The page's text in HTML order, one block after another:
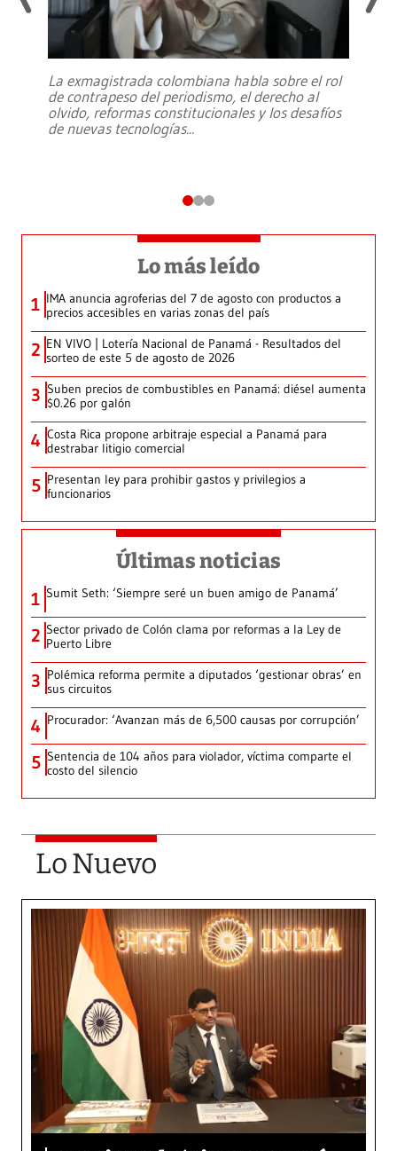
La exmagistrada colombiana habla sobre el rol
de contrapeso del periodismo, el derecho al
olvido, reformas constitucionales y los desafíos
de nuevas tecnologías...
Lo más leído
1 IMA anuncia agroferias del 7 de agosto con productos a
precios accesibles en varias zonas del país
2 EN VIVO | Lotería Nacional de Panamá - Resultados del
sorteo de este 5 de agosto de 2026
3 Suben precios de combustibles en Panamá: diésel aumenta
$0.26 por galón
4 Costa Rica propone arbitraje especial a Panamá para
destrabar litigio comercial
5 Presentan ley para prohibir gastos y privilegios a
funcionarios
Últimas noticias
1 Sumit Seth: ‘Siempre seré un buen amigo de Panamá’
2 Sector privado de Colón clama por reformas a la Ley de
Puerto Libre
3 Polémica reforma permite a diputados ‘gestionar obras’ en
sus circuitos
4 Procurador: ‘Avanzan más de 6,500 causas por corrupción’
5 Sentencia de 104 años para violador, víctima comparte el
costo del silencio
Lo Nuevo